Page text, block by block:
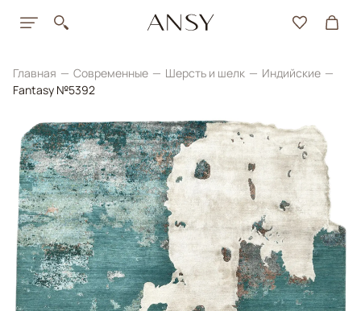
Главная Современные Шерсть и шелк
Индийские
Fantasy №5392